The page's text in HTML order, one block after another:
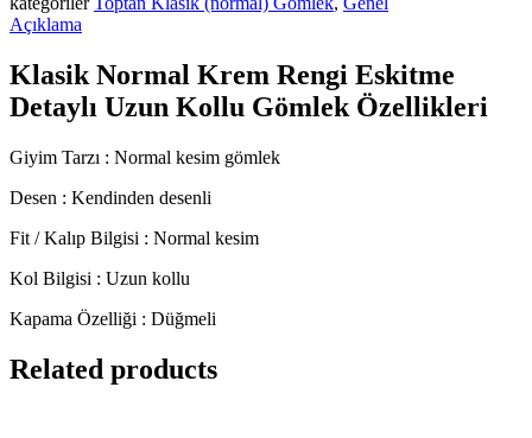
Açıklama
Klasik Normal Krem Rengi Eskitme
Detaylı Uzun Kollu Gömlek Özellikleri
Giyim Tarzı : Normal kesim gömlek
Desen : Kendinden desenli
Fit / Kalıp Bilgisi : Normal kesim
Kol Bilgisi : Uzun kollu
Kapama Özelliği : Düğmeli
Related products